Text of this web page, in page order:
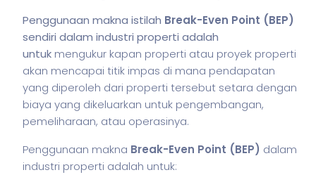
Penggunaan makna istilah Break-Even Point (BEP)
sendiri dalam industri properti adalah
untuk mengukur kapan properti atau proyek properti
akan mencapai titik impas di mana pendapatan
yang diperoleh dari properti tersebut setara dengan
biaya yang dikeluarkan untuk pengembangan,
pemeliharaan, atau operasinya.
Penggunaan makna Break-Even Point (BEP) dalam
industri properti adalah untuk: